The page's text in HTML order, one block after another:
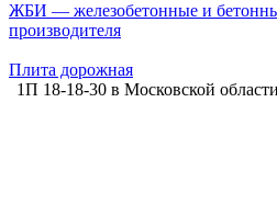
ЖБИ — железобетонные и
производителя
Плита дорожная
1П 18-18-30 в Московской области